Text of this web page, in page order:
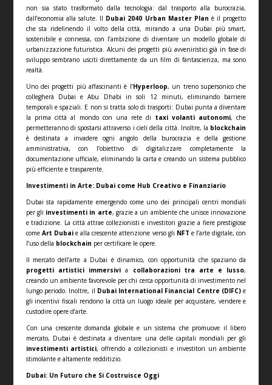
non sia stato trasformato dalla tecnologia: dal trasporto alla burocrazia,
dall’economia alla salute. Il Dubai 2040 Urban Master Plan è il progetto
che sta ridefinendo il volto della città, mirando a una Dubai più smart,
sostenibile e connessa, con l’ambizione di diventare un modello globale di
urbanizzazione futuristica. Alcuni dei progetti più avveniristici già in fase di
sviluppo sembrano usciti direttamente da un film di fantascienza, ma sono
realtà.
Uno dei progetti più affascinanti è l’Hyperloop, un treno supersonico che
collegherà Dubai e Abu Dhabi in soli 12 minuti, eliminando barriere
temporali e spaziali. E non si tratta solo di trasporti: Dubai punta a diventare
la prima città al mondo con una rete di taxi volanti autonomi, che
permetteranno di spostarsi attraverso i cieli della città. Inoltre, la blockchain
è destinata a invadere ogni angolo della burocrazia e della gestione
amministrativa, con l’obiettivo di digitalizzare completamente la
documentazione ufficiale, eliminando la carta e creando un sistema pubblico
più efficiente e trasparente.
Investimenti in Arte: Dubai come Hub Creativo e Finanziario
Dubai sta rapidamente emergendo come uno dei principali centri mondiali
per gli investimenti in arte, grazie a un ambiente che unisce innovazione
e tradizione. La città attrae collezionisti e investitori grazie a fiere prestigiose
come Art Dubaie alla crescente attenzione verso gli NFT e l’arte digitale, con
l’uso della blockchain per certificare le opere.
Il mercato dell’arte a Dubai è dinamico, con opportunità che spaziano da
progetti artistici immersivi a collaborazioni tra arte e lusso,
creando un ambiente favorevole per chi cerca opportunità di investimento nel
lungo periodo. Inoltre, il Dubai International Financial Centre (DIFC) e
gli incentivi fiscali rendono la città un luogo ideale per acquistare, vendere e
custodire opere d’arte.
Con una crescente domanda globale e un sistema che promuove il libero
mercato, Dubai è destinata a diventare una delle capitali mondiali per gli
investimenti artistici, offrendo a collezionisti e investitori un ambiente
stimolante e altamente redditizio.
Dubai: Un Futuro che Si Costruisce Oggi